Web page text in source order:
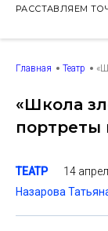
РАССТАВЛЯЕМ
Главная Театр
«Школа
портреты
ТЕАТР
14
Назарова